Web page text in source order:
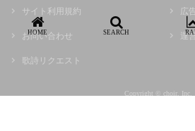
サイト利用規約
お問い合わせ
歌詩リクエスト
広
運
Copyright © choir, Inc.
HOME SEARCH